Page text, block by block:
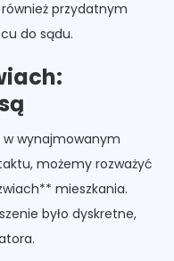
przydatnym
do sądu.
wynajmowanym
możemy rozważyć
mieszkania.
było dyskretne,